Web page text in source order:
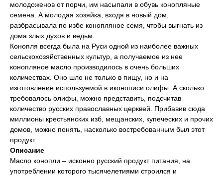
молодоженов от порчи, им насыпали в обувь конопляные
семена. А молодая хозяйка, входя в новый дом,
разбрасывала по избе конопляное семя, чтобы выгнать из
дома злых духов и ведьм.
Конопля всегда была на Руси одной из наиболее важных
сельскохозяйственных культур, а получаемое из нее
конопляное масло производилось в очень больших
количествах. Оно шло не только в пищу, но и на
изготовление используемой в иконописи олифы. А сколько
требовалось олифы, можно представить, подсчитав
количество русских православных церквей. Прибавив сюда
миллионы крестьянских изб, мещанских, купеческих и прочих
домов, можно понять, насколько востребованным был этот
продукт.
Описание
Масло конопли – исконно русский продукт питания, на
употреблении которого тысячелетиями строился и